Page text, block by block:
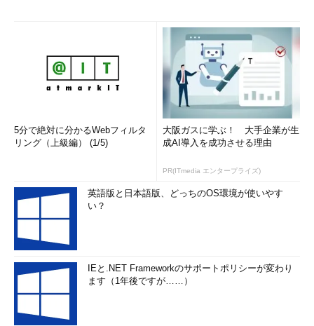
GPUがある方が、それなりに高い性能を示している。ただし
GPUを使用するといっても、ベンチ実行中のGPUの最大負荷はせ
いぜい40％ほどである（平均すれば10％以下）。実際のサイト
ではこれほど多くの描画が使われることはないので、あまり差を
感じることはないだろう（CPU使用率は、GPU有効時の方が低く
なっている）。GPUは必須というわけではなく、あれば有効利用
されるという程度のものである。
IE9ではタブ関連の機能にもいくつか機能強化が行われてい
る。大きく目立つ機能としては、デザインが一新された「新しい
IE9では、新しいタブ・ページ（ブランクのタブ・ページ）の
いたが、IE9ではいままでよく利用したWebサイトが、その頻度
5分で絶対に分かるWebフィルタ
リング（上級編） (1/5)
大阪ガスに学ぶ！ 大手企業が生
成AI導入を成功させる理由
PR(ITmedia エンタープライズ)
英語版と日本語版、どっちのOS環境が使いやす
い？
IEと.NET Frameworkのサポートポリシーが変わり
ます（1年後ですが……）